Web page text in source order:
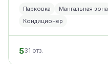
Парковка Мангальная зона
Кондиционер
531 отз.